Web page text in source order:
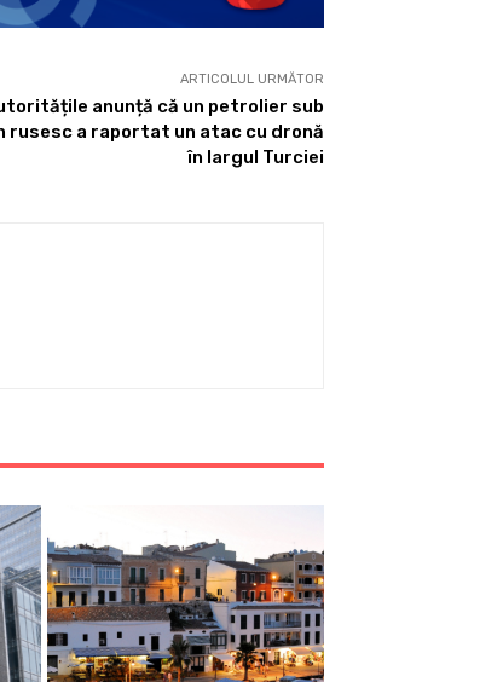
ARTICOLUL URMĂTOR
anunță că un petrolier sub
rusesc a raportat un atac cu dronă
în largul Turciei